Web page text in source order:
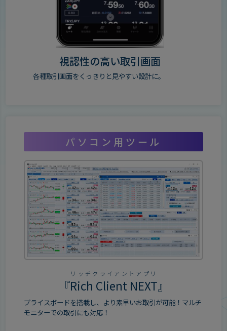
視認性の高い取引画面
各種取引画面をくっきりと見やすい設計に。
パソコン用ツール
『Rich Client NEXT
リッチクライアントアプリ
』
プライスボードを搭載し、より素早いお取引が可能！マルチ
モニターでの取引にも対応！